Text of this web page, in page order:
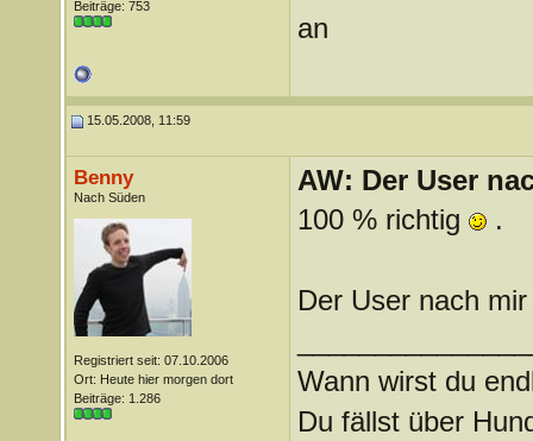
Beiträge: 753
an
15.05.2008, 11:59
Benny
Nach Süden
Registriert seit: 07.10.2006
Ort: Heute hier morgen dort
Beiträge: 1.286
AW: Der User
100 % richtig
.
Der User nach
Wann wirst du
Du fällst über